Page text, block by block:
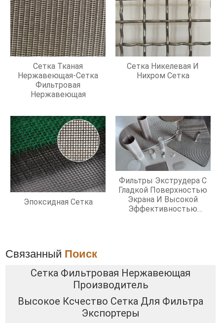
Сетка Тканая
Нержавеющая-Сетка
Фильтровая
Нержавеющая
Сетка Никелевая И
Нихром Сетка
Эпоксидная Сетка
Фильтры Экструдера С
Гладкой Поверхностью
Экрана И Высокой
Эффективностью
Связанный Поиск
Сетка Фильтровая Нержавеющая
Производитель
Высокое Ксчество Сетка Для Фильтра
Экспортеры